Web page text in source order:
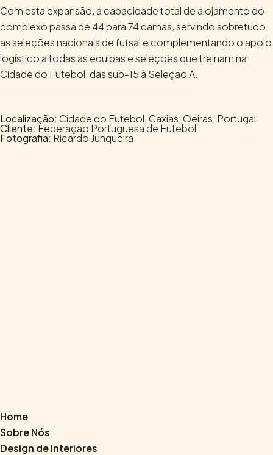
Com esta expansão, a capacidade total de alojamento do
complexo passa de 44 para 74 camas, servindo sobretudo
as seleções nacionais de futsal e complementando o apoio
logístico a todas as equipas e seleções que treinam na
Cidade do Futebol, das sub-15 à Seleção A.
Localização: Cidade do Futebol, Caxias, Oeiras, Portugal
Cliente: Federação Portuguesa de Futebol
Fotografia: Ricardo Junqueira
Home
Sobre Nós
Design de Interiores